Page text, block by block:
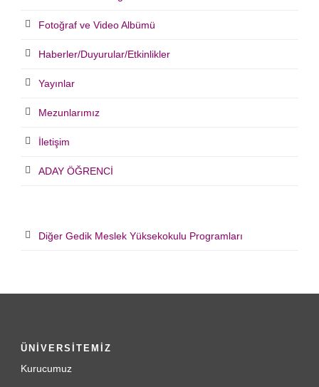
Fotoğraf ve Video Albümü
Haberler/Duyurular/Etkinlikler
Yayınlar
Mezunlarımız
İletişim
ADAY ÖĞRENCİ
Diğer Gedik Meslek Yüksekokulu Programları
ÜNİVERSİTEMİZ
Kurucumuz